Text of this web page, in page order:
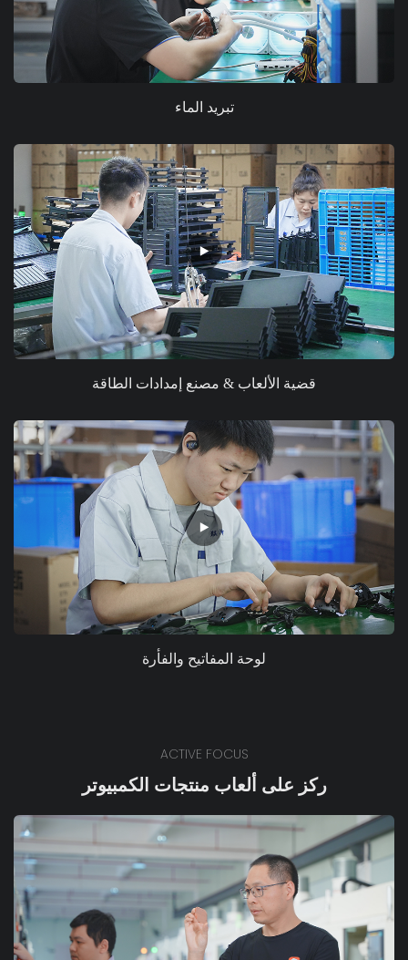
تبريد الماء
قضية الألعاب & مصنع إمدادات الطاقة
لوحة المفاتيح والفأرة
ACTIVE FOCUS
ركز على ألعاب منتجات الكمبيوتر